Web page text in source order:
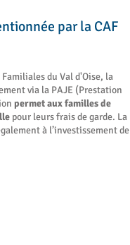
par la CAF
du Val d'Oise, la
via la PAJE (Prestation
permet aux familles de
pour leurs frais de garde. La
à l’investissement de